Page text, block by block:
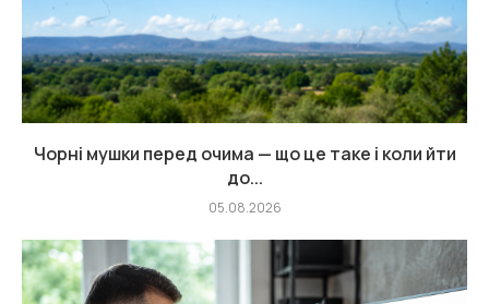
Чорні мушки перед очима — що це таке і коли йти
до...
05.08.2026